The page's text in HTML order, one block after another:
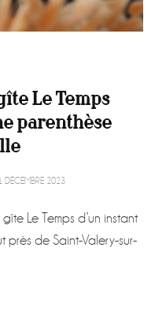
Le Temps
parenthèse
DÉCEMBRE 2023
Le Temps d’un instant
près de Saint-Valery-sur-